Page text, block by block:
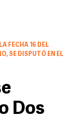
FECHA 16 DEL
SE DISPUTÓ EN EL
Dos